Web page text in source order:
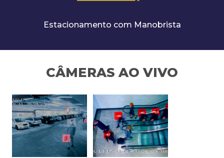
Estacionamento com Manobrista
CÂMERAS AO VIVO